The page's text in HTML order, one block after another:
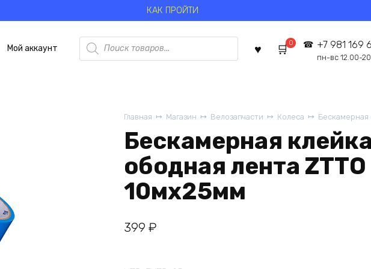
КАК ПРОЙТИ
Мой аккаунт
Поиск
товаров
0 +7 981 169
пн-вс 12.00-
Главная
Магазин Велозапчасти Колеса Бескамерная
Бескамерная
ободная лента ZTTO
10мx25мм
399 ₽